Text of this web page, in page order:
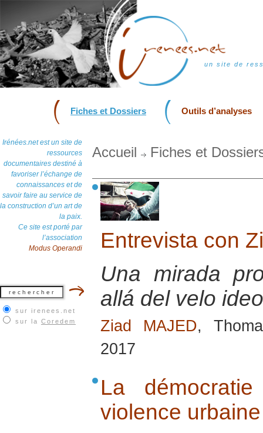
un site de
Fiches et Dossiers Outils d’analyses
Irénées.net est un site de
ressources
documentaires destiné à
favoriser l’échange de
connaissances et de
savoir faire au service de
la construction d’un art de
la paix.
Ce site est porté par
l’association
Modus Operandi
sur irenees.net
sur la Coredem
Accueil Fiches et
Entrevista con
Una mirada
allá del velo
Ziad MAJED,
2017
La
violence